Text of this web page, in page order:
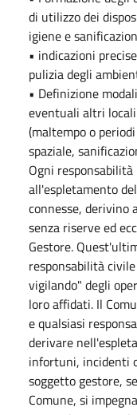
di utilizzo dei
igiene e
• indicazioni
pulizia degli
• Definizione
eventuali altri
(maltempo o
spaziale,
Ogni
all'espletamento
connesse, derivino
senza riserve ed
Gestore.
responsabilità
vigilando" degli
loro affidati. Il
e qualsiasi
derivare
infortuni, incidenti
soggetto gestore,
Comune, si